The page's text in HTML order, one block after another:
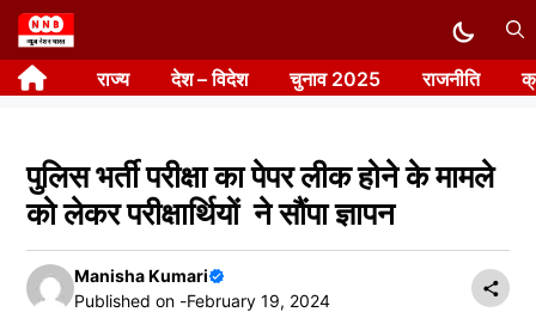
Skip
to
content राज्य देश – विदेश चुनाव 2025 राजनीति
पुलिस भर्ती परीक्षा का पेपर लीक होने के मामले
को लेकर परीक्षार्थियों ने सौंपा ज्ञापन
Manisha Kumari
Published on -February 19, 2024